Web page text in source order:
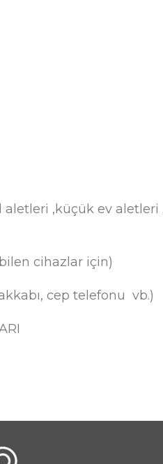
,küçük ev
cihazlar için)
cep telefonu vb.)